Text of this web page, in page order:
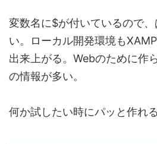
変数名に$が付いているので
い。ローカル開発環境も
出来上がる。Webのために作
の情報が多い。
何か試したい時にパッと作れる